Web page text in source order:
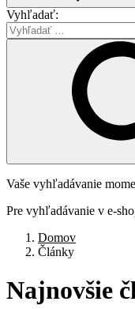
Vyhľadať:
Vaše vyhľadávanie
Pre vyhľadávanie v e-
Domov
Články
Najnovšie